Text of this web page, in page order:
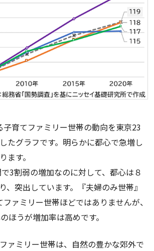
育てファミリー世帯の動向を東京23
たグラフです。明らかに都心で急増し
ます。
3割弱の増加なのに対して、都心は８
、突出しています。『夫婦のみ世帯』
ファミリー世帯ほどではありませんが、
ほうが増加率は高めです。
ァミリー世帯は、自然の豊かな郊外で